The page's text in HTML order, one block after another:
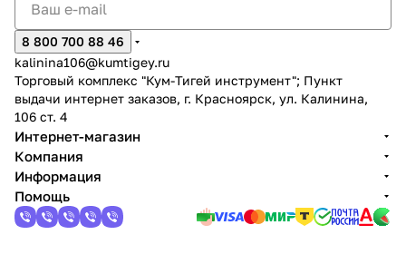
8 800 700 88 46
kalinina106@kumtigey.ru
Торговый комплекс "Кум-Тигей инструмент"; Пункт
выдачи интернет заказов, г. Красноярск, ул. Калинина,
106 ст. 4
Интернет-магазин
Компания
Информация
Помощь